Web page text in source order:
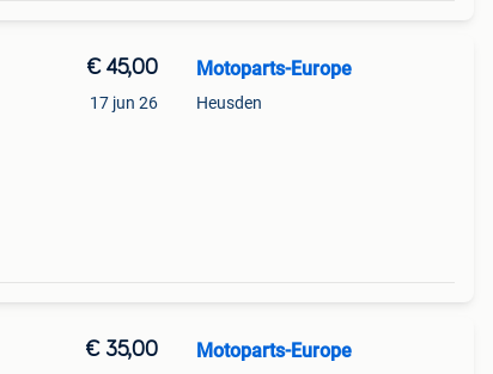
€ 45,00
17 jun 26
Motoparts-Europe
Heusden
€ 35,00 Motoparts-Europe